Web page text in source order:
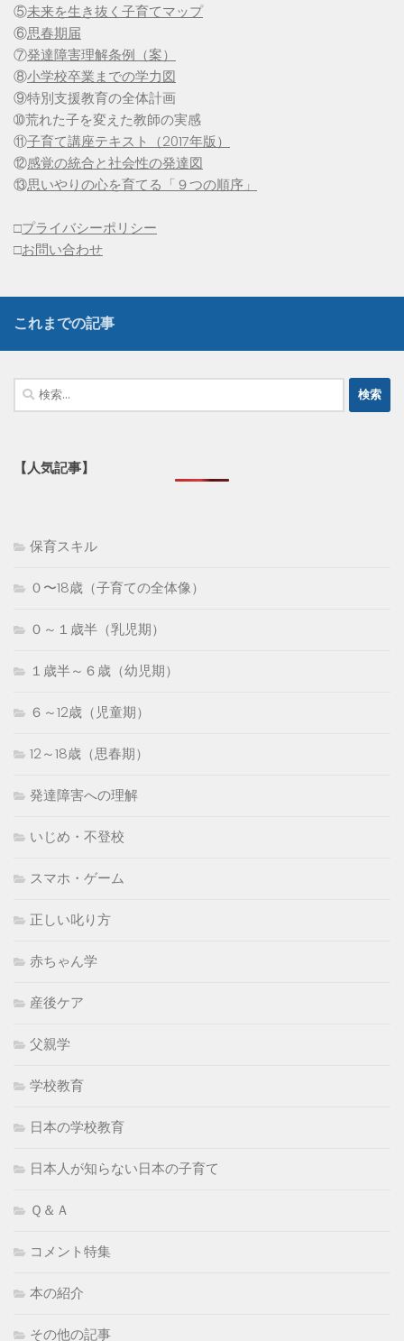
⑤未来を生き抜く子育てマップ
⑥思春期届
⑦発達障害理解条例（案）
⑧小学校卒業までの学力図
⑨特別支援教育の全体計画
➉荒れた子を変えた教師の実感
⑪子育て講座テキスト（2017年版）
⑫感覚の統合と社会性の発達図
⑬思いやりの心を育てる「９つの順序」
□プライバシーポリシー
□お問い合わせ
これまでの記事
検
索:
【人気記事】
保育スキル
０〜18歳（子育ての全体像）
０～１歳半（乳児期）
１歳半～６歳（幼児期）
６～12歳（児童期）
12～18歳（思春期）
発達障害への理解
いじめ・不登校
スマホ・ゲーム
正しい叱り方
赤ちゃん学
産後ケア
父親学
学校教育
日本の学校教育
日本人が知らない日本の子育て
Ｑ＆Ａ
コメント特集
本の紹介
その他の記事